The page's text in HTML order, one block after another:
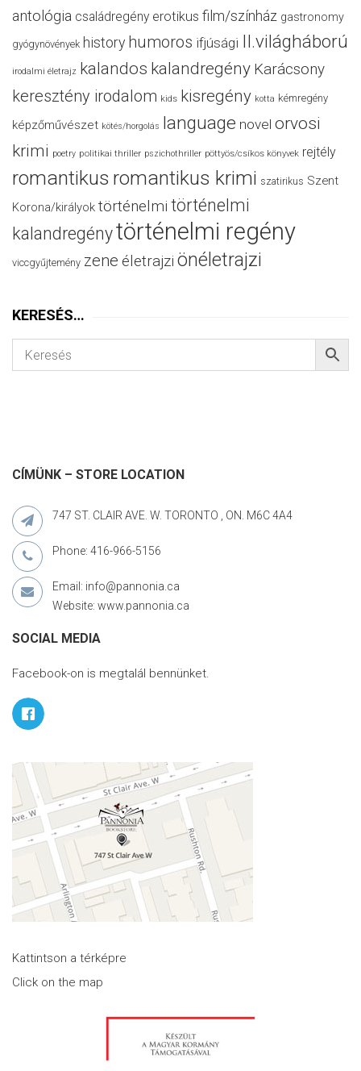
antológia családregény erotikus film/színház gastronomy
gyógynövények history humoros ifjúsági II.világháború
irodalmi életrajz kalandos kalandregény Karácsony
keresztény irodalom kids kisregény kotta kémregény
képzőművészet kötés/horgolás language novel orvosi
krimi poetry politikai thriller pszichothriller pöttyös/csíkos könyvek rejtély
romantikus romantikus krimi szatirikus Szent
Korona/királyok történelmi történelmi
kalandregénytörténelmi regény
viccgyűjtemény zene életrajzi önéletrajzi
KERESÉS…
CÍMÜNK – STORE LOCATION
747 ST. CLAIR AVE. W. TORONTO , ON. M6C 4A4
Phone: 416-966-5156
Email: info@pannonia.ca
Website: www.pannonia.ca
SOCIAL MEDIA
Facebook-on is megtalál bennünket.
Kattintson a térképre
Click on the map